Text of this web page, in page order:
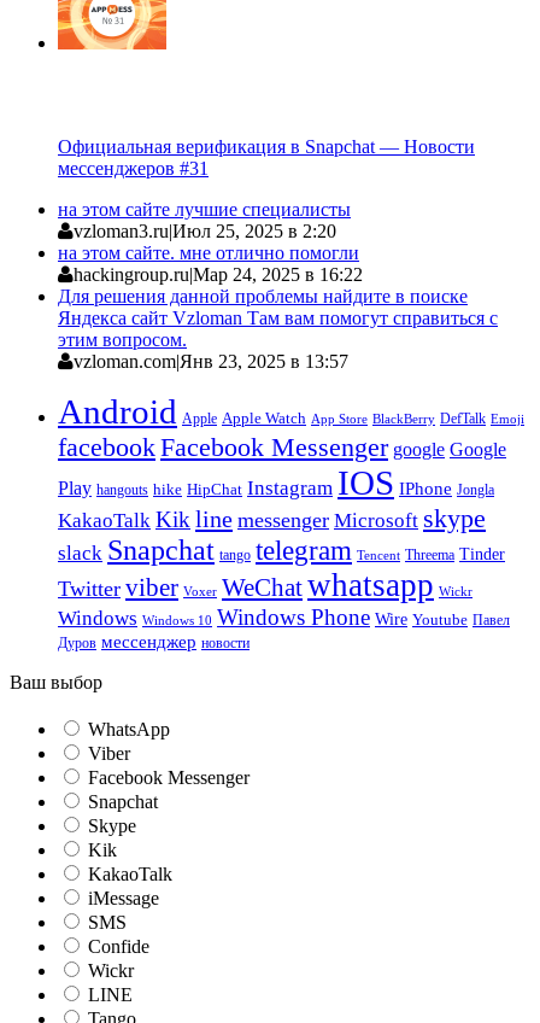
Официальная верификация в Snapchat — Новости
мессенджеров #31
на этом сайте лучшие специалисты
vzloman3.ru|Июл 25, 2025 в 2:20
на этом сайте. мне отлично помогли
hackingroup.ru|Мар 24, 2025 в 16:22
Для решения данной проблемы найдите в поиске
Яндекса сайт Vzloman Там вам помогут справиться с
этим вопросом.
vzloman.com|Янв 23, 2025 в 13:57
Android Apple Apple Watch App Store BlackBerry DefTalk Emoji
facebookFacebook Messenger google Google
Play hangouts hike HipChat Instagram IOS IPhone Jongla
KakaoTalk Kikline messenger Microsoft skype
slack Snapchat tango telegram Tencent Threema Tinder
Twitter viber Voxer WeChatwhatsapp Wickr
Windows Windows 10 Windows Phone Wire Youtube Павел
Дуров мессенджер новости
Ваш выбор
WhatsApp
Viber
Facebook Messenger
Snapchat
Skype
Kik
KakaoTalk
iMessage
SMS
Confide
Wickr
LINE
Tango